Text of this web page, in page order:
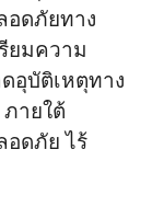
อดภัยทาง
ยมความ
อุบัติเหตุทาง
ายใต้
อดภัย ไร้